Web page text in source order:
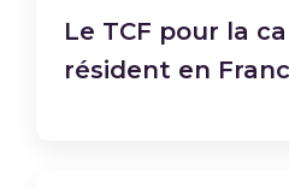
Le TCF pour la
résident en